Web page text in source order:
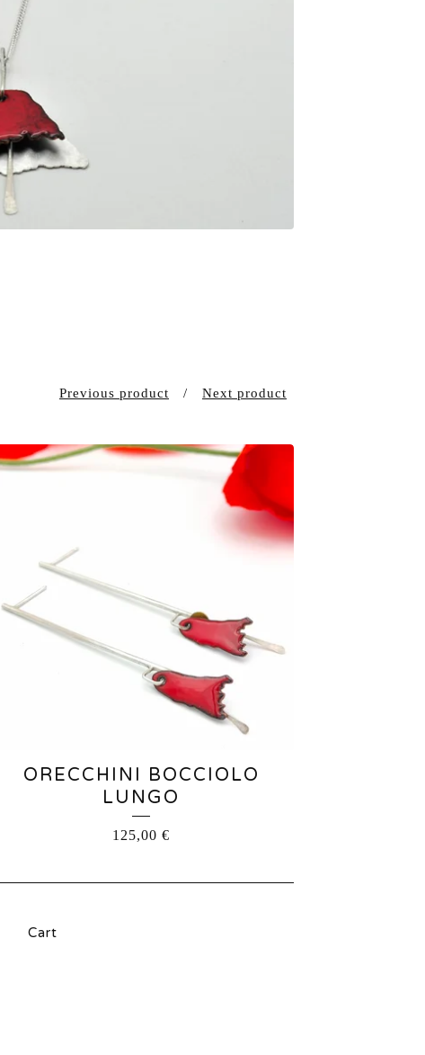
Previous product Next product
ORECCHINI BOCCIOLO
LUNGO
125,00 €
Cart